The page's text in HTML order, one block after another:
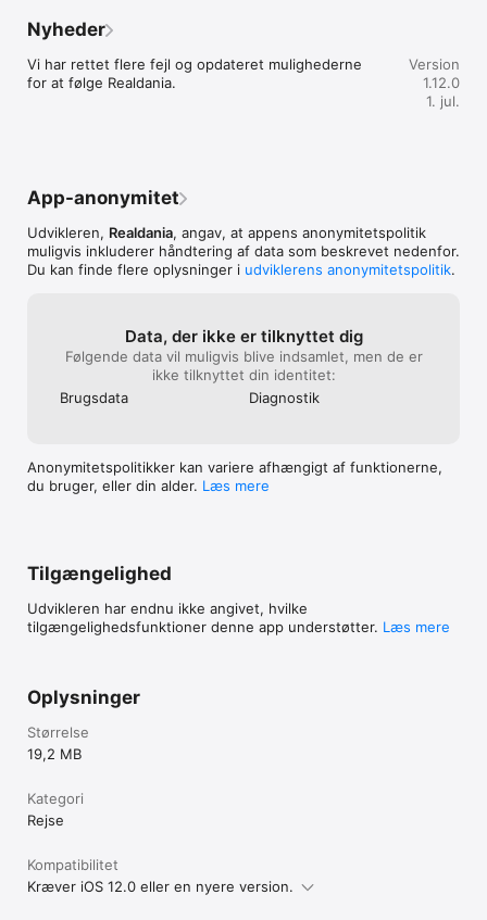
• Læs om Realdanias mål og virke
Nyheder
Vi har rettet flere fejl og opdateret mulighederne
for at følge Realdania.
Version
1.12.0
1. jul.
App-anonymitet
Udvikleren, Realdania, angav, at appens anonymitetspolitik
muligvis inkluderer håndtering af data som beskrevet nedenfor.
Du kan finde flere oplysninger i udviklerens anonymitetspolitik.
Data, der ikke er tilknyttet dig
Følgende data vil muligvis blive indsamlet, men de er
ikke tilknyttet din identitet:
Brugsdata
Diagnostik
Anonymitetspolitikker kan variere afhængigt af funktionerne,
du bruger, eller din alder. Læs mere
Tilgængelighed
Udvikleren har endnu ikke angivet, hvilke
tilgængelighedsfunktioner denne app understøtter. Læs mere
Oplysninger
Størrelse
19,2 MB
Kategori
Rejse
Kompatibilitet
Kræver iOS 12.0 eller en nyere version.